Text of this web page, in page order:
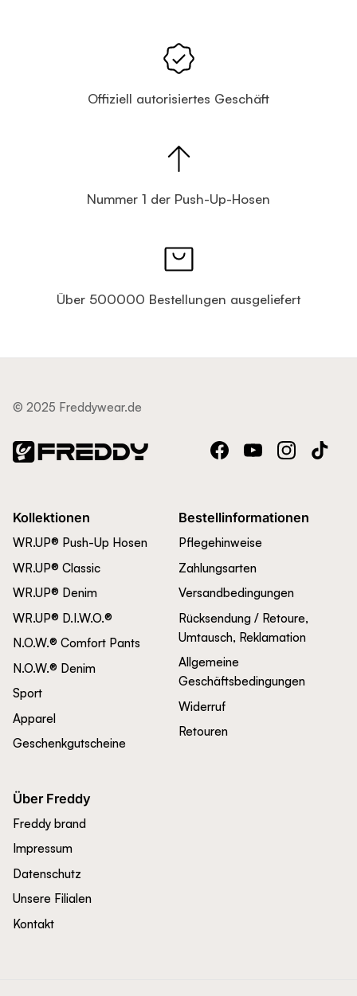
Offiziell autorisiertes Geschäft
Nummer 1 der Push-Up-Hosen
Über 500000 Bestellungen ausgeliefert
© 2025 Freddywear.de
FacebookYouTubeInstagramTikTok
Kollektionen
WR.UP® Push-Up Hosen
WR.UP® Classic
WR.UP® Denim
WR.UP® D.I.W.O.®
N.O.W.® Comfort Pants
N.O.W.® Denim
Sport
Apparel
Geschenkgutscheine
Bestellinformationen
Pflegehinweise
Zahlungsarten
Versandbedingungen
Rücksendung / Retoure,
Umtausch, Reklamation
Allgemeine
Geschäftsbedingungen
Widerruf
Retouren
Über Freddy
Freddy brand
Impressum
Datenschutz
Unsere Filialen
Kontakt